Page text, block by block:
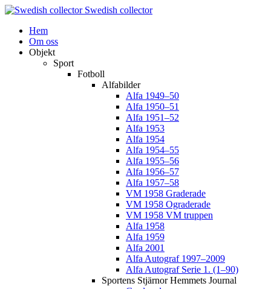
Swedish collector
Hem
Om oss
Objekt
Sport
Fotboll
Alfabilder
Alfa 1949–50
Alfa 1950–51
Alfa 1951–52
Alfa 1953
Alfa 1954
Alfa 1954–55
Alfa 1955–56
Alfa 1956–57
Alfa 1957–58
VM 1958 Graderade
VM 1958 Ograderade
VM 1958 VM truppen
Alfa 1958
Alfa 1959
Alfa 2001
Alfa Autograf 1997–2009
Alfa Autograf Serie 1. (1–90)
Sportens Stjärnor Hemmets Journal